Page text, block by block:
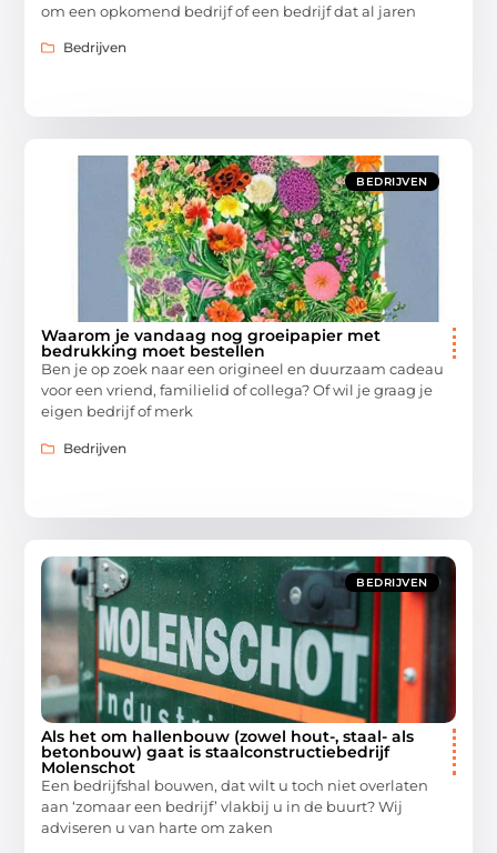
om een opkomend bedrijf of een bedrijf dat al jaren
Bedrijven
BEDRIJVEN
Waarom je vandaag nog groeipapier met
bedrukking moet bestellen
Ben je op zoek naar een origineel en duurzaam cadeau
voor een vriend, familielid of collega? Of wil je graag je
eigen bedrijf of merk
Bedrijven
BEDRIJVEN
Als het om hallenbouw (zowel hout-, staal- als
betonbouw) gaat is staalconstructiebedrijf
Molenschot
Een bedrijfshal bouwen, dat wilt u toch niet overlaten
aan ‘zomaar een bedrijf’ vlakbij u in de buurt? Wij
adviseren u van harte om zaken